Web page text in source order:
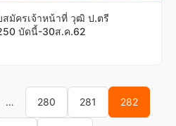
มัครเจ้าหน้าที่ วุฒิ ป.ตรี
บัดนี้-30ส.ค.62
… 280 281 282